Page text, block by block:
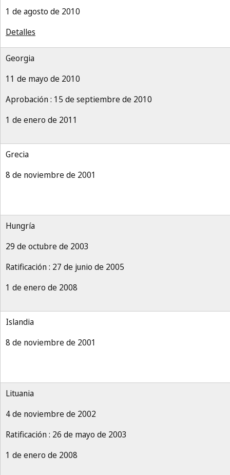
1 de agosto de 2010
Detalles
Georgia
11 de mayo de 2010
Aprobación : 15 de septiembre de 2010
1 de enero de 2011
Grecia
8 de noviembre de 2001
Hungría
29 de octubre de 2003
Ratificación : 27 de junio de 2005
1 de enero de 2008
Islandia
8 de noviembre de 2001
Lituania
4 de noviembre de 2002
Ratificación : 26 de mayo de 2003
1 de enero de 2008